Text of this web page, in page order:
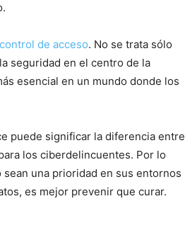
de acceso. No se trata sólo
seguridad en el centro de ⁢la
esencial en un mundo donde los
puede significar la ‍diferencia entre‌
los ciberdelincuentes. Por lo
una prioridad en sus entornos
es mejor prevenir que curar.